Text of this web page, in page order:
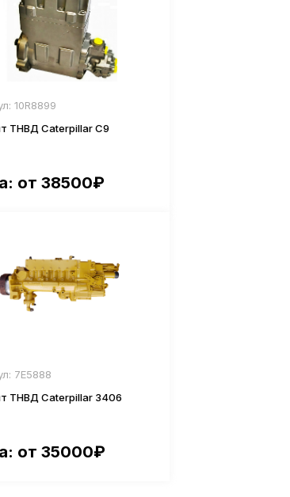
от 38500₽
ТНВД Caterpillar С9
10R8899
от 35000₽
ТНВД Caterpillar 3406
7E5888